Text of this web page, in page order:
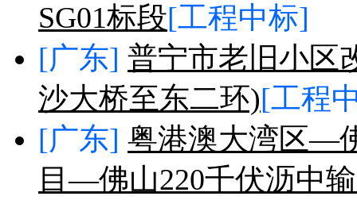
SG01标段[工程中标]
[广东] 普宁市老旧小区
沙大桥至东二环)[工程
[广东] 粤港澳大湾区—
目—佛山220千伏沥中